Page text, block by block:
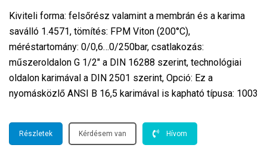
Kiviteli forma: felsőrész valamint a membrán és a karima
saválló 1.4571, tömítés: FPM Viton (200°C),
méréstartomány: 0/0,6…0/250bar, csatlakozás:
műszeroldalon G 1/2″ a DIN 16288 szerint, technológiai
oldalon karimával a DIN 2501 szerint, Opció: Ez a
nyomásközlő ANSI B 16,5 karimával is kapható típusa: 1003
Részletek Kérdésem van Hívom